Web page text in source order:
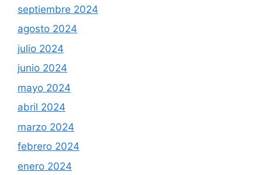
septiembre 2024
agosto 2024
julio 2024
junio 2024
mayo 2024
abril 2024
marzo 2024
febrero 2024
enero 2024